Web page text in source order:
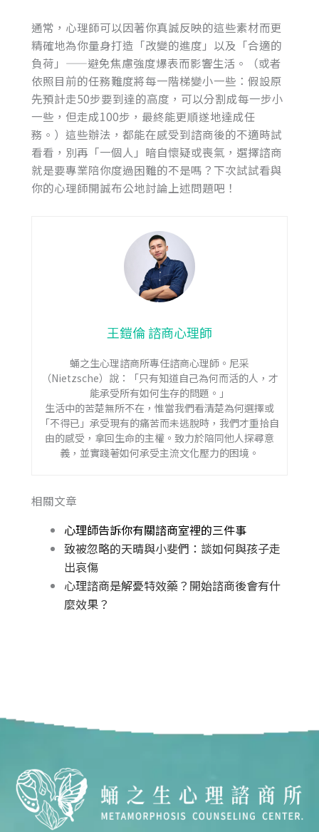
通常，心理師可以因著你真誠反映的這些素材而更
精確地為你量身打造「改變的進度」以及「合適的
負荷」——避免焦慮強度爆表而影響生活。（或者
依照目前的任務難度將每一階梯變小一些：假設原
先預計走50步要到達的高度，可以分割成每一步小
一些，但走成100步，最終能更順遂地達成任
務。）這些辦法，都能在感受到諮商後的不適時試
看看，別再「一個人」暗自懷疑或喪氣，選擇諮商
就是要專業陪你度過困難的不是嗎？下次試試看與
你的心理師開誠布公地討論上述問題吧！
王鎧倫 諮商心理師
蛹之生心理諮商所專任諮商心理師。尼采
（Nietzsche）說：「只有知道自己為何而活的人，才
能承受所有如何生存的問題。」
生活中的苦楚無所不在，惟當我們看清楚為何選擇或
「不得已」承受現有的痛苦而未逃脫時，我們才重拾自
由的感受，拿回生命的主權。致力於陪同他人探尋意
義，並實踐著如何承受主流文化壓力的困境。
相關文章
心理師告訴你有關諮商室裡的三件事
致被忽略的天晴與小斐們：談如何與孩子走
出哀傷
心理諮商是解憂特效藥？開始諮商後會有什
麼效果？